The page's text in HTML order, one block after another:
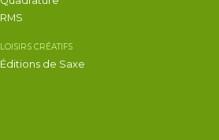
RMS
LOISIRS CRÉATIFS
Éditions de Saxe